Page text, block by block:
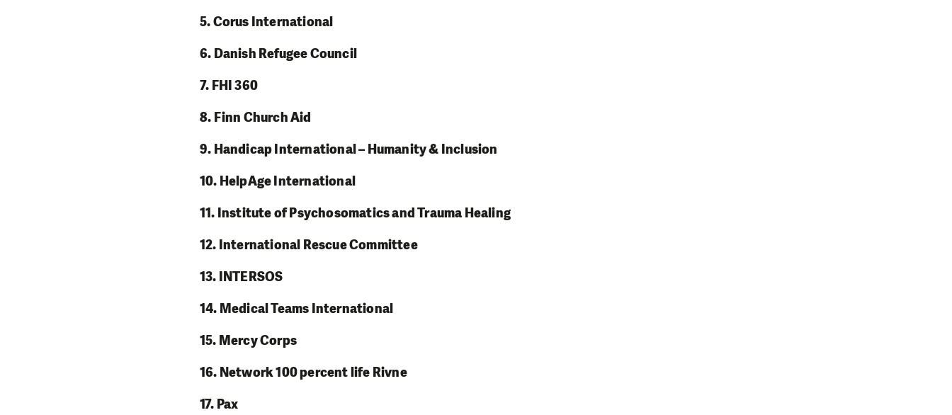
5. Corus International
6. Danish Refugee Council
7. FHI 360
8. Finn Church Aid
9. Handicap International – Humanity & Inclusion
10. HelpAge International
11. Institute of Psychosomatics and Trauma Healing
12. International Rescue Committee
13. INTERSOS
14. Medical Teams International
15. Mercy Corps
16. Network 100 percent life Rivne
17. Pax